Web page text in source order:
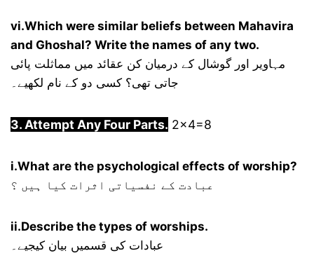
vi.Which were similar beliefs between Mahavira
and Ghoshal? Write the names of any two.
مہاویر اور گوشال کے درمیان کن عقائد میں مماثلت پائی
جاتی تھی؟ کسی دو کے نام لکھیے۔
3. Attempt Any Four Parts. 2×4=8
i.What are the psychological effects of worship?
عبادت کے نفسیاتی اثرات کیا ہیں ؟
ii.Describe the types of worships.
عبادات کی قسمیں بیان کیجیے۔